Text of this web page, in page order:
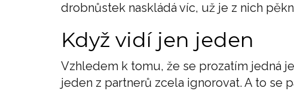
drobnůstek naskládá víc, už je z nich
Když vidí jen jeden
Vzhledem k tomu, že se prozatím jedná
jeden z partnerů zcela ignorovat. A to se